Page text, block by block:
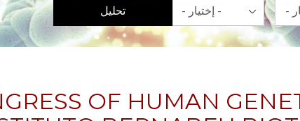
سنة
تحليل
OF HUMAN